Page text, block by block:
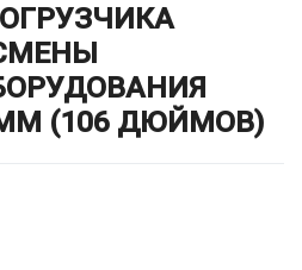
ММ (106 ДЮЙМОВ)